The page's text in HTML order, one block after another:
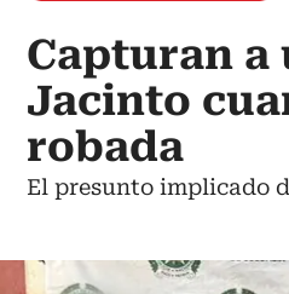
Capturan a
Jacinto
robada
El presunto implicado